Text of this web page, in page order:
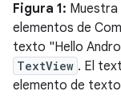
Figura 1: Muestra
elementos de
texto "Hello
TextView . El
elemento de